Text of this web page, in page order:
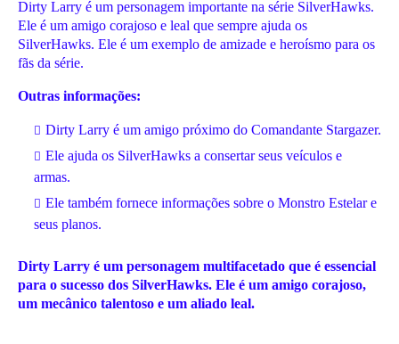
Dirty Larry é um personagem importante na série SilverHawks.
Ele é um amigo corajoso e leal que sempre ajuda os
SilverHawks. Ele é um exemplo de amizade e heroísmo para os
fãs da série.
Outras informações:
Dirty Larry é um amigo próximo do Comandante Stargazer.
Ele ajuda os SilverHawks a consertar seus veículos e
armas.
Ele também fornece informações sobre o Monstro Estelar e
seus planos.
Dirty Larry é um personagem multifacetado que é essencial
para o sucesso dos SilverHawks. Ele é um amigo corajoso,
um mecânico talentoso e um aliado leal.